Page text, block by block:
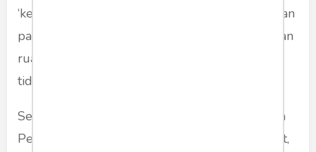
‘kesalahan’, Dewan Pers bisa melindungi dengan
pasal karet kebebasan pers. Cukup memberikan
ruang ‘hak jawab’. Hak bertanyanya diberikan
tidak?
Sekali lagi, kayak seperti MUI, lembaga Dewan
Pers juga bakalan sirna. Apalagi kalau kita lihat,